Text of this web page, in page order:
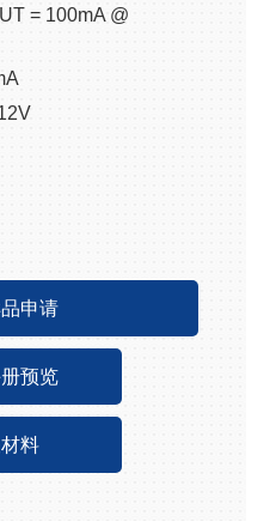
= 100mA @
申请
预览
料